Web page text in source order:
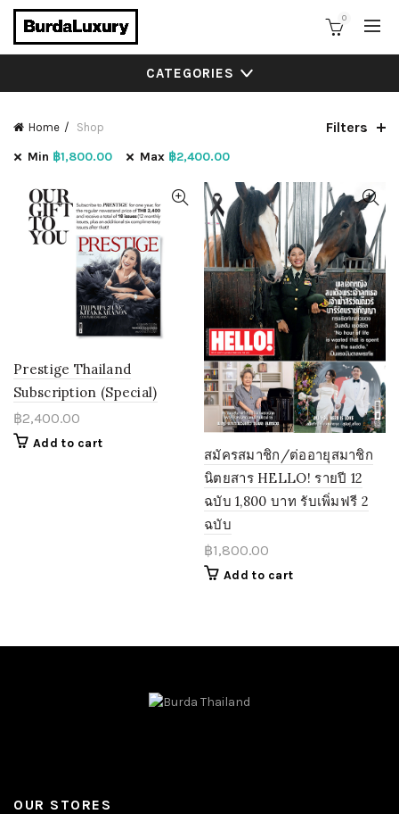
0
CATEGORIES
Home Shop Filters
Min ฿1,800.00 Max ฿2,400.00
Prestige Thailand
Subscription (Special)
฿2,400.00
Add to cart
สมัครสมาชิก/ต่ออายุสมาชิก
นิตยสาร HELLO! รายปี 12
ฉบับ 1,800 บาท รับเพิ่มฟรี 2
ฉบับ
฿1,800.00
Add to cart
OUR STORES